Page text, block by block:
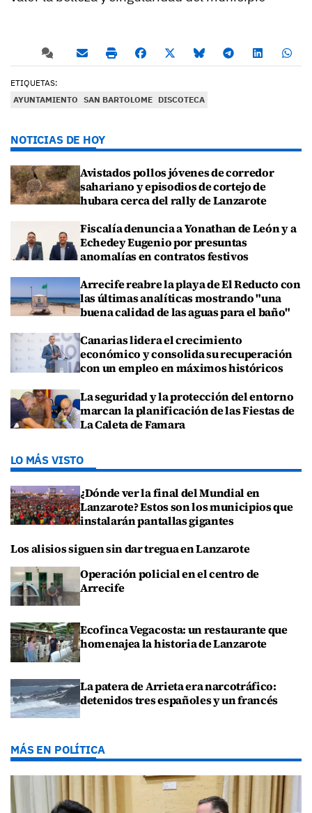
ETIQUETAS:
AYUNTAMIENTO SAN BARTOLOME DISCOTECA
NOTICIAS DE HOY
Avistados pollos jóvenes de corredor
sahariano y episodios de cortejo de
hubara cerca del rally de Lanzarote
Fiscalía denuncia a Yonathan de León y a
Echedey Eugenio por presuntas
anomalías en contratos festivos
Arrecife reabre la playa de El Reducto con
las últimas analíticas mostrando "una
buena calidad de las aguas para el baño"
Canarias lidera el crecimiento
económico y consolida su recuperación
con un empleo en máximos históricos
La seguridad y la protección del entorno
marcan la planificación de las Fiestas de
La Caleta de Famara
LO MÁS VISTO
¿Dónde ver la final del Mundial en
Lanzarote? Estos son los municipios que
instalarán pantallas gigantes
Los alisios siguen sin dar tregua en Lanzarote
Operación policial en el centro de
Arrecife
Ecofinca Vegacosta: un restaurante que
homenajea la historia de Lanzarote
La patera de Arrieta era narcotráfico:
detenidos tres españoles y un francés
MÁS EN POLÍTICA